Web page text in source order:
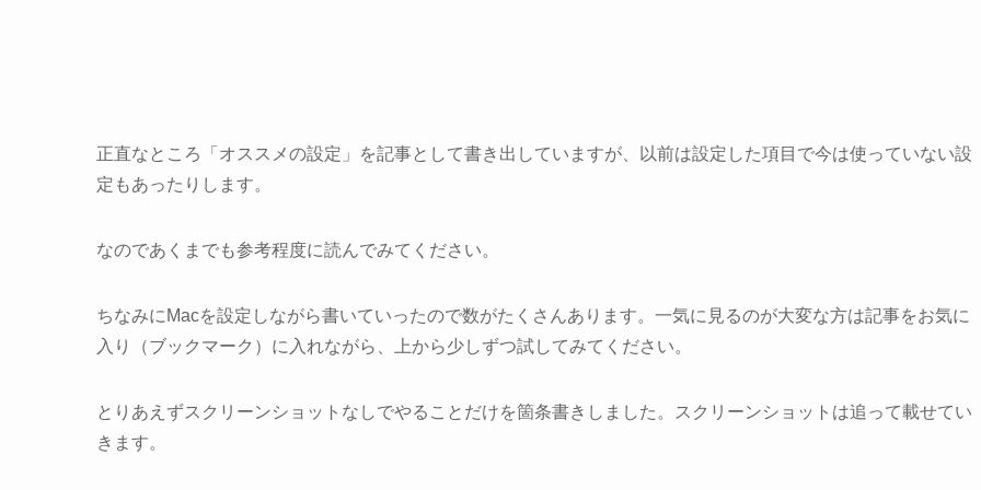
正直なところ「オススメの設定」を記事として書き出していますが、以前は設定した項目で今は使っていない設
定もあったりします。
なのであくまでも参考程度に読んでみてください。
ちなみにMacを設定しながら書いていったので数がたくさんあります。一気に見るのが大変な方は記事をお気に
入り（ブックマーク）に入れながら、上から少しずつ試してみてください。
とりあえずスクリーンショットなしでやることだけを箇条書きしました。スクリーンショットは追って載せてい
きます。